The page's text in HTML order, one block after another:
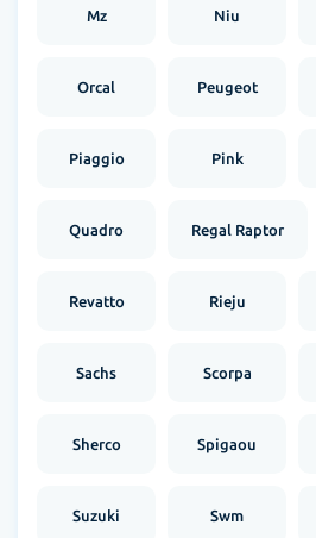
Mz Niu
Orcal Peugeot
Piaggio Pink
Quadro Regal Raptor
Revatto Rieju
Sachs Scorpa
Sherco Spigaou
Suzuki Swm